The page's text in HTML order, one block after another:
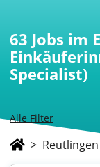
Alle Filter
63 Jobs im
Specialist)
> Reutlingen